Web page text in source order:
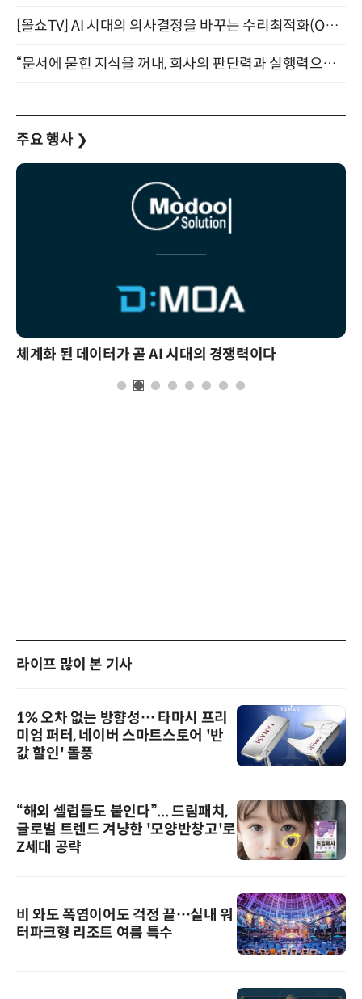
[올쇼TV] AI 시대의 의사결정을 바꾸는 수리최적화(Optimization) 소개 (8/20 생방송)
“문서에 묻힌 지식을 꺼내, 회사의 판단력과 실행력으로 바꾸다” (8/20)
주요 행사 ❯
체계화 된 데이터가 곧 AI 시대의 경쟁력이다
라이프 많이 본 기사
1% 오차 없는 방향성… 타마시 프리
미엄 퍼터, 네이버 스마트스토어 '반
값 할인' 돌풍
“해외 셀럽들도 붙인다”... 드림패치,
글로벌 트렌드 겨냥한 '모양반창고'로
Z세대 공략
비 와도 폭염이어도 걱정 끝…실내 워
터파크형 리조트 여름 특수